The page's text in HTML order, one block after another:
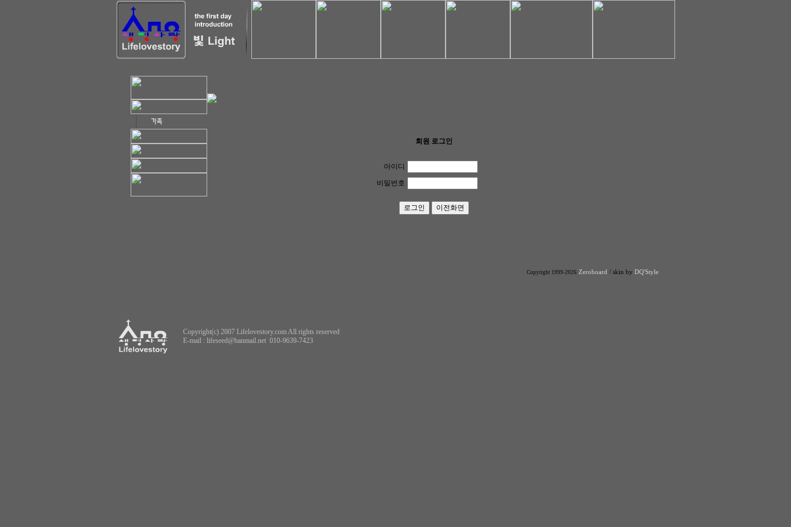
회원 로그인
아이디
비밀번호
Copyright 1999-2026 Zeroboard / skin by DQ'Style
Copyright(c) 2007 Lifelovestory.com All rights reserved
E-mail : lifeseed@hanmail.net 010-9639-7423